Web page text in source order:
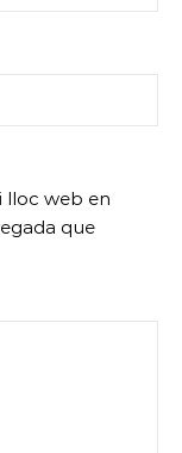
lloc web en
que